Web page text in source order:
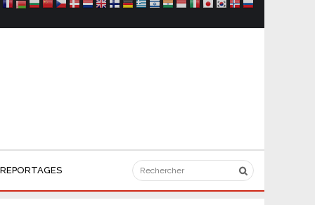
REPORTAGES